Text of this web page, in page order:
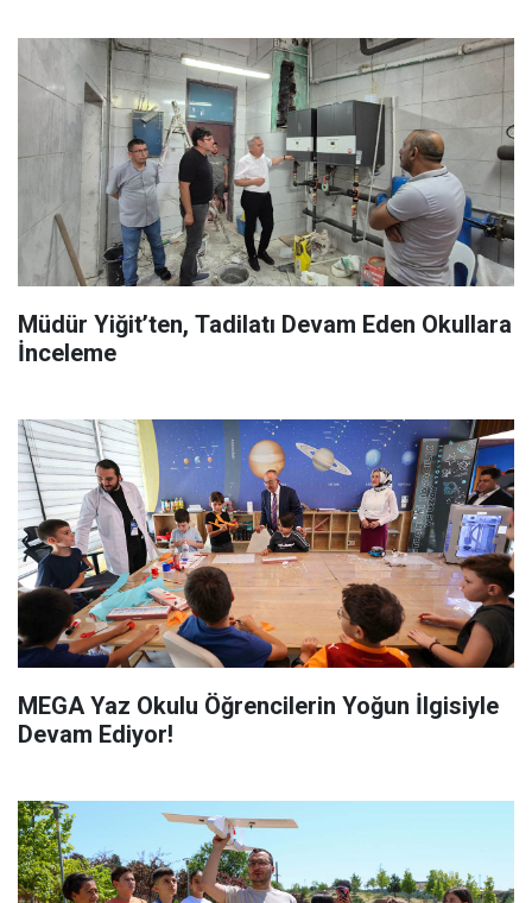
Müdür Yiğit’ten, Tadilatı Devam Eden Okullara
İnceleme
MEGA Yaz Okulu Öğrencilerin Yoğun İlgisiyle
Devam Ediyor!